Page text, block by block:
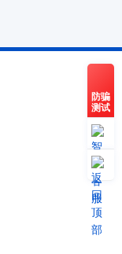
防骗
测试